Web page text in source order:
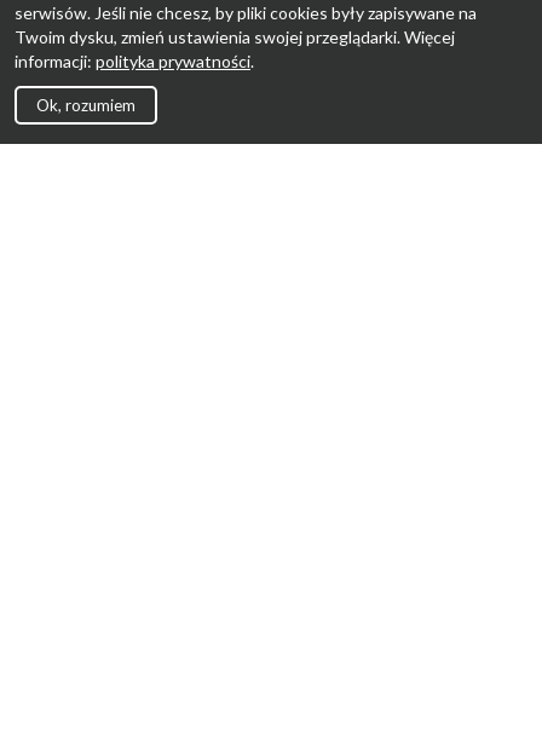
serwisów. Jeśli nie chcesz, by pliki cookies były zapisywane na
Twoim dysku, zmień ustawienia swojej przeglądarki. Więcej
informacji: polityka prywatności.
Ok, rozumiem